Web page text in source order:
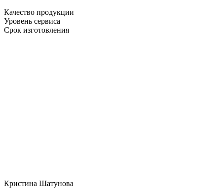
Качество продукции
Уровень сервиса
Срок изготовления
Кристина Шатунова